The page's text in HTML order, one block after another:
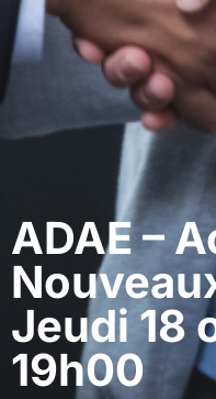
ADAE –
Jeudi 18
19h00